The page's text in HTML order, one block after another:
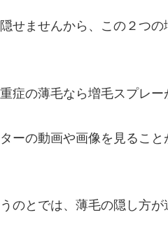
せませんから、この２つ
症の薄毛なら増毛スプレー
ーの動画や画像を見るこ
のとでは、薄毛の隠し方が